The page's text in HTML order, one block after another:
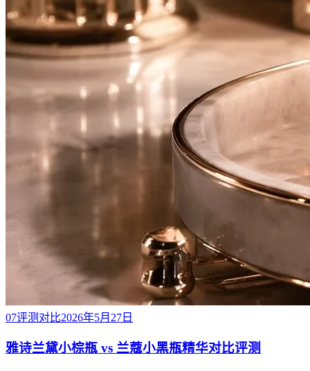
07评测对比2026年5月27日
雅诗兰黛小棕瓶 vs 兰蔻小黑瓶精华对比评测